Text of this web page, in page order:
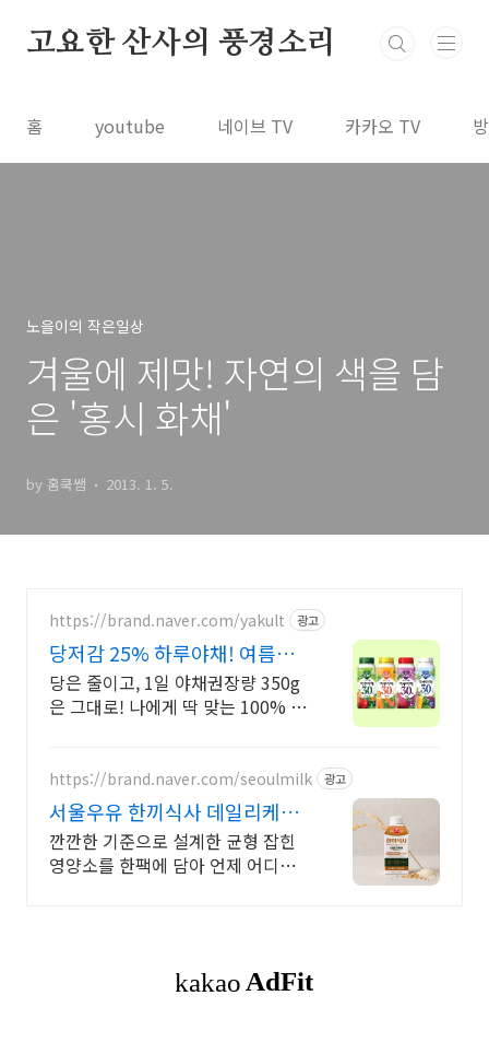
고요한 산사의 풍경소리
홈 youtube 네이브 TV 카카오 TV
노을이의 작은일상
겨울에 제맛! 자연의 색을 담
은 '홍시 화채'
by 홈쿡쌤 2013. 1. 5.
https://brand.naver.com/yakult 광고
당저감 25% 하루야채! 여름에
도 하루야채로 관리해요
당은 줄이고, 1일 야채권장량 350g
은 그대로! 나에게 딱 맞는 100% 유
https://brand.naver.com/seoulmilk 광고
서울우유 한끼식사 데일리케어
한팩에담은 균형잡힌5대영양소
깐깐한 기준으로 설계한 균형 잡힌
영양소를 한팩에 담아 언제 어디서